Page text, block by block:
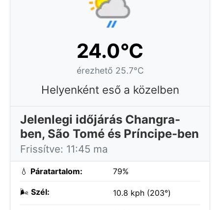
24.0°C
érezhető 25.7°C
Helyenként eső a közelben
Jelenlegi időjárás Changra-
ben, São Tomé és Príncipe-ben
Frissítve: 11:45 ma
💧 Páratartalom: 79%
🌬️ Szél: 10.8 kph (203°)